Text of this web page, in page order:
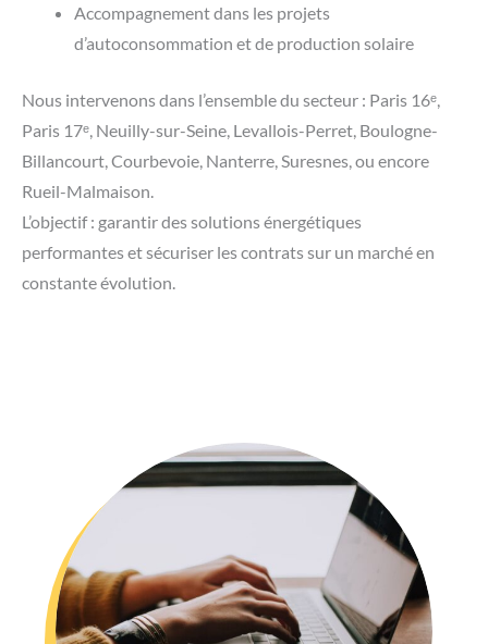
Accompagnement dans les projets
d’autoconsommation et de production solaire
Nous intervenons dans l’ensemble du secteur : Paris 16ᵉ,
Paris 17ᵉ, Neuilly-sur-Seine, Levallois-Perret, Boulogne-
Billancourt, Courbevoie, Nanterre, Suresnes, ou encore
Rueil-Malmaison.
L’objectif : garantir des solutions énergétiques
performantes et sécuriser les contrats sur un marché en
constante évolution.